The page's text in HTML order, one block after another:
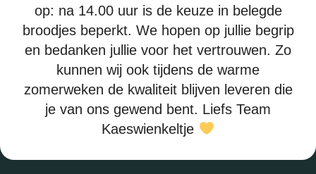
OPENINGSTIJDEN
Maandag: Gesloten
Doordeweeks: 7:00 t/m 15:00
Zaterdag: 7:00 t/m 15:00
Zondag: Gesloten
Dit zijn de zomer openingstijden
01 66 603 018
op: na 14.00 uur is de keuze in belegde
broodjes beperkt. We hopen op jullie begrip
en bedanken jullie voor het vertrouwen. Zo
kunnen wij ook tijdens de warme
zomerweken de kwaliteit blijven leveren die
je van ons gewend bent. Liefs Team
Kaeswienkeltje